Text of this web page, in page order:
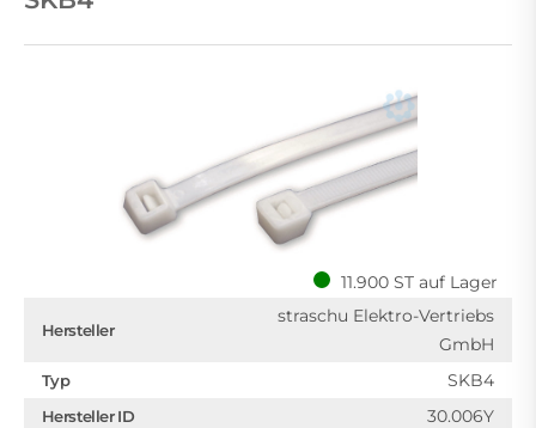
11.900 ST auf Lager
Hersteller
straschu Elektro-Vertriebs
GmbH
Typ SKB4
Hersteller ID 30.006Y